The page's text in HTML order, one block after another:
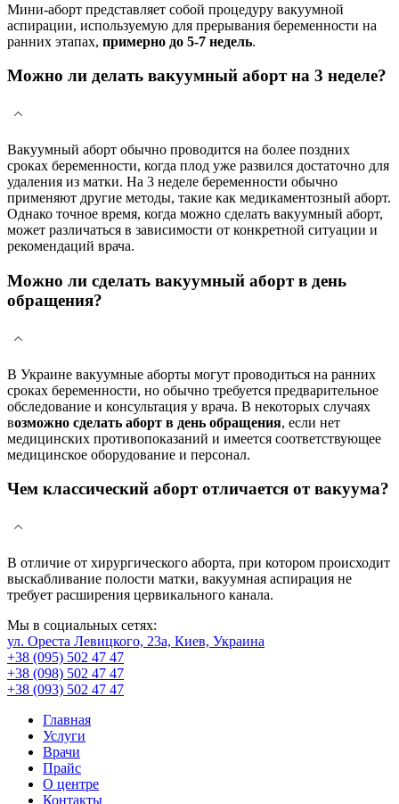
Мини-аборт представляет собой процедуру вакуумной
аспирации, используемую для прерывания беременности на
ранних этапах, примерно до 5-7 недель.
Можно ли делать вакуумный аборт на 3 неделе?
Вакуумный аборт обычно проводится на более поздних
сроках беременности, когда плод уже развился достаточно для
удаления из матки. На 3 неделе беременности обычно
применяют другие методы, такие как медикаментозный аборт.
Однако точное время, когда можно сделать вакуумный аборт,
может различаться в зависимости от конкретной ситуации и
рекомендаций врача.
Можно ли сделать вакуумный аборт в день
обращения?
В Украине вакуумные аборты могут проводиться на ранних
сроках беременности, но обычно требуется предварительное
обследование и консультация у врача. В некоторых случаях
возможно сделать аборт в день обращения, если нет
медицинских противопоказаний и имеется соответствующее
медицинское оборудование и персонал.
Чем классический аборт отличается от вакуума?
В отличие от хирургического аборта, при котором происходит
выскабливание полости матки, вакуумная аспирация не
требует расширения цервикального канала.
Мы в социальных сетях:
ул. Ореста Левицкого, 23а, Киев, Украина
+38 (095) 502 47 47
+38 (098) 502 47 47
+38 (093) 502 47 47
Главная
Услуги
Врачи
Прайс
О центре
Контакты